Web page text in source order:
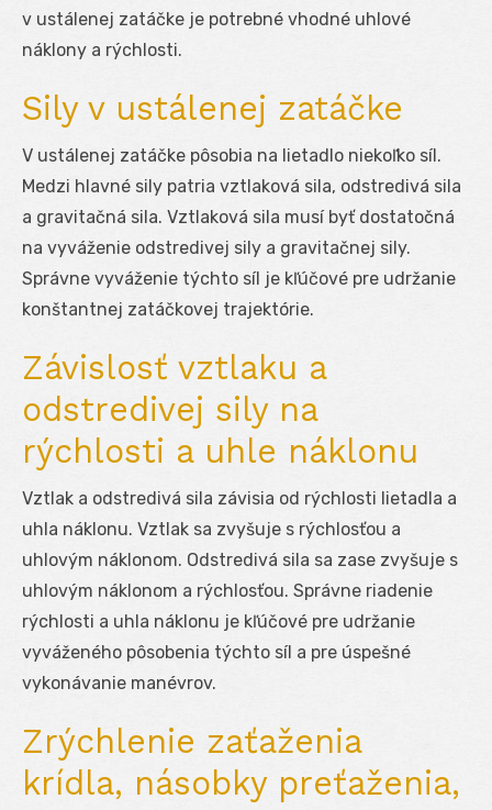
v ustálenej zatáčke je potrebné vhodné uhlové
náklony a rýchlosti.
Sily v ustálenej zatáčke
V ustálenej zatáčke pôsobia na lietadlo niekoľko síl.
Medzi hlavné sily patria vztlaková sila, odstredivá sila
a gravitačná sila. Vztlaková sila musí byť dostatočná
na vyváženie odstredivej sily a gravitačnej sily.
Správne vyváženie týchto síl je kľúčové pre udržanie
konštantnej zatáčkovej trajektórie.
Závislosť vztlaku a
odstredivej sily na
rýchlosti a uhle náklonu
Vztlak a odstredivá sila závisia od rýchlosti lietadla a
uhla náklonu. Vztlak sa zvyšuje s rýchlosťou a
uhlovým náklonom. Odstredivá sila sa zase zvyšuje s
uhlovým náklonom a rýchlosťou. Správne riadenie
rýchlosti a uhla náklonu je kľúčové pre udržanie
vyváženého pôsobenia týchto síl a pre úspešné
vykonávanie manévrov.
Zrýchlenie zaťaženia
krídla, násobky preťaženia,